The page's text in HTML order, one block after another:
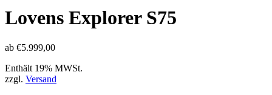
Lovens Explorer S75
ab €5.999,00
Enthält 19% MWSt.
zzgl. Versand